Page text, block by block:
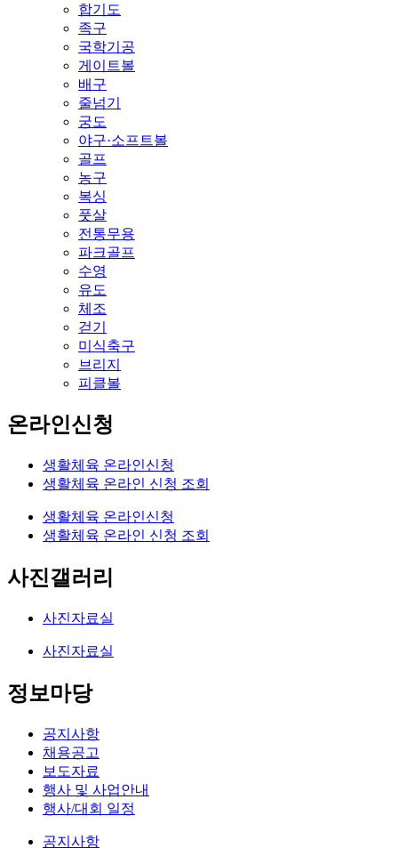
합기도
족구
국학기공
게이트볼
배구
줄넘기
궁도
야구·소프트볼
골프
농구
복싱
풋살
전통무용
파크골프
수영
유도
체조
걷기
미식축구
브리지
피클볼
온라인신청
생활체육 온라인신청
생활체육 온라인 신청 조회
생활체육 온라인신청
생활체육 온라인 신청 조회
사진갤러리
사진자료실
사진자료실
정보마당
공지사항
채용공고
보도자료
행사 및 사업안내
행사/대회 일정
공지사항